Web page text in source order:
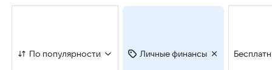
По популярности Личные финансы